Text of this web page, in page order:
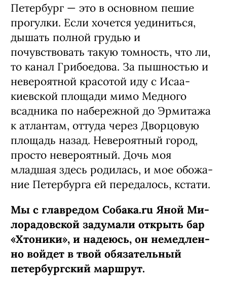
Петербург — это в основном пешие
про­гулки. Если хочется уединиться,
дышать полной грудью и
почувствовать такую том­ность, что ли,
то канал Грибоедова. За пыш­ностью и
невероятной красотой иду с Исаа­
киевской площади мимо Медного
всадника по набережной до Эрмитажа
к атлантам, от­туда через Дворцовую
площадь назад. Неве­роятный город,
просто невероятный. Дочь моя
младшая здесь родилась, и мое обожа­
ние Петербурга ей передалось, кстати.
Мы с главредом Собака.ru Яной Ми­
лорадовской задумали открыть бар
«Хтоники», и надеюсь, он немедлен­
но войдет в твой обязательный
петер­бургский маршрут.